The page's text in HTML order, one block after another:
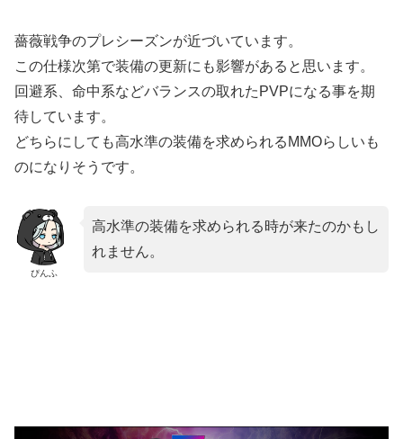
薔薇戦争のプレシーズンが近づいています。
この仕様次第で装備の更新にも影響があると思います。
回避系、命中系などバランスの取れたPVPになる事を期
待しています。
どちらにしても高水準の装備を求められるMMOらしいも
のになりそうです。
ぴんふ
高水準の装備を求められる時が来たのかもし
れません。